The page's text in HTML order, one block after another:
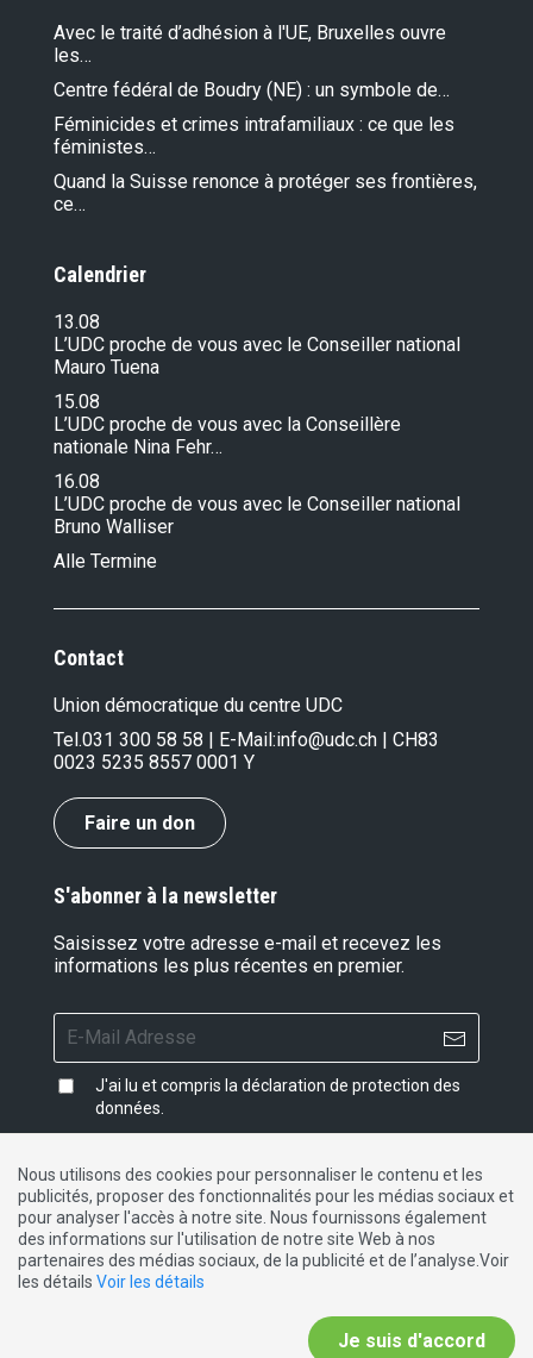
Avec le traité d’adhésion à l'UE, Bruxelles ouvre
les…
Centre fédéral de Boudry (NE) : un symbole de…
Féminicides et crimes intrafamiliaux : ce que les
féministes…
Quand la Suisse renonce à protéger ses frontières,
ce…
Calendrier
13.08
L’UDC proche de vous avec le Conseiller national
Mauro Tuena
15.08
L’UDC proche de vous avec la Conseillère
nationale Nina Fehr…
16.08
L’UDC proche de vous avec le Conseiller national
Bruno Walliser
Alle Termine
Contact
Union démocratique du centre UDC
Tel.031 300 58 58 | E-Mail:info@udc.ch | CH83
0023 5235 8557 0001 Y
Faire un don
S'abonner à la newsletter
Saisissez votre adresse e-mail et recevez les
informations les plus récentes en premier.
J'ai lu et compris la déclaration de protection des
données
Impressum| Protection des données|Contact
DE FR IT
Nous utilisons des cookies pour personnaliser le contenu et les
publicités, proposer des fonctionnalités pour les médias sociaux et
pour analyser l'accès à notre site. Nous fournissons également
des informations sur l'utilisation de notre site Web à nos
partenaires des médias sociaux, de la publicité et de l’analyse.Voir
les détails Voir les détails
Je suis d'accord